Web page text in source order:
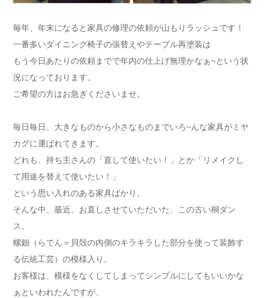
毎年、年末になると家具の修理の依頼が山もりラッシュです！
一番多いダイニング椅子の張替えやテーブル再塗装は
もう今日あたりの依頼までで年内の仕上げ無理かなぁ~という状
況になっております。
ご希望の方はお急ぎくださいませ。
毎日毎日、大きなものから小さなものまでいろ~んな家具がミヤ
カグに運ばれてきます。
どれも、持ち主さんの「直して使いたい！」とか「リメイクし
て用途を替えて使いたい！」
という思い入れのある家具ばかり。
そんな中、最近、お直しさせていただいた、この古い桐ダン
ス。
螺鈿（らでん＝貝殻の内側のキラキラした部分を使って装飾す
る伝統工芸）の模様入り。
お客様は、模様をなくしてしまってシンプルにしてもいいかな
ぁといわれたんですが、